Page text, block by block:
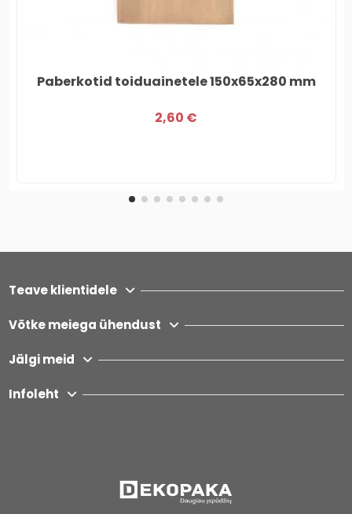
Paberkotid toiduainetele 150x65x280 mm
2,60 €
Teave klientidele
Võtke meiega ühendust
Jälgi meid
Infoleht